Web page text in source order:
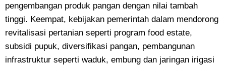
pengembangan produk pangan dengan nilai tambah
tinggi. Keempat, kebijakan pemerintah dalam mendorong
revitalisasi pertanian seperti program food estate,
subsidi pupuk, diversifikasi pangan, pembangunan
infrastruktur seperti waduk, embung dan jaringan irigasi